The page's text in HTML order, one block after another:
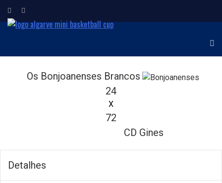
Os Bonjoanenses Brancos
24
X
72
CD Gines
Detalhes